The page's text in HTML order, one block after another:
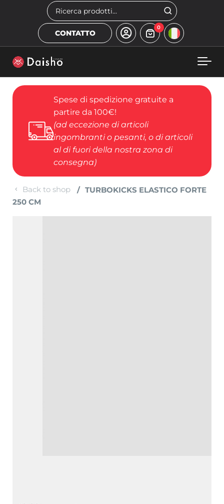
Skip to main content Cerca
CONTATTO
0
Spese di spedizione gratuite a
partire da 100€!
(ad eccezione di articoli
ingombranti o pesanti, o di articoli
al di fuori della nostra zona di
consegna)
Back to shop
TURBOKICKS ELASTICO FORTE
250 CM